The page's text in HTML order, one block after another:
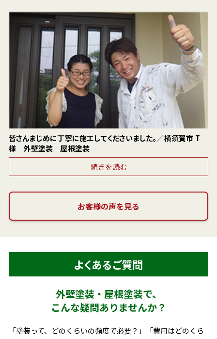
皆さんまじめに丁寧に施工してくださいました。／横須賀市 T
様 外壁塗装 屋根塗装
続きを読む
お客様の声を見る
よくあるご質問
外壁塗装・屋根塗装で、
こんな疑問ありませんか？
「塗装って、どのくらいの頻度で必要？」「費用はどのくら